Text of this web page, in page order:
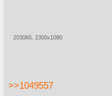
2030Кб, 2300x1080
>>1049557